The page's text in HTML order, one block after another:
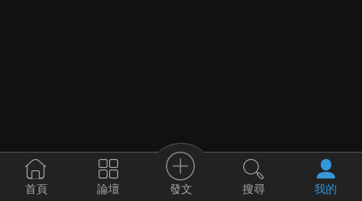
首頁 論壇 發文 搜尋 我的